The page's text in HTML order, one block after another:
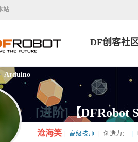
站
DF创客社
Arduino
[进阶]【DFRobot
沧海笑 高级技师 创造力：